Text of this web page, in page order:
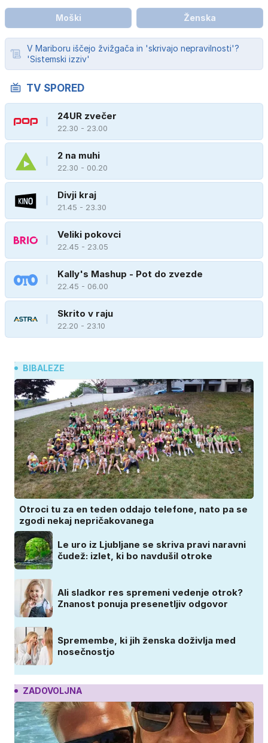
Moški Ženska
V Mariboru iščejo žvižgača in 'skrivajo nepravilnosti'?
'Sistemski izziv'
TV SPORED
24UR zvečer
22.30 - 23.00
2 na muhi
22.30 - 00.20
Divji kraj
21.45 - 23.30
Veliki pokovci
22.45 - 23.05
Kally's Mashup - Pot do zvezde
22.45 - 06.00
Skrito v raju
22.20 - 23.10
BIBALEZE
Otroci tu za en teden oddajo telefone, nato pa se
zgodi nekaj nepričakovanega
Le uro iz Ljubljane se skriva pravi naravni
čudež: izlet, ki bo navdušil otroke
Ali sladkor res spremeni vedenje otrok?
Znanost ponuja presenetljiv odgovor
Spremembe, ki jih ženska doživlja med
nosečnostjo
ZADOVOLJNA